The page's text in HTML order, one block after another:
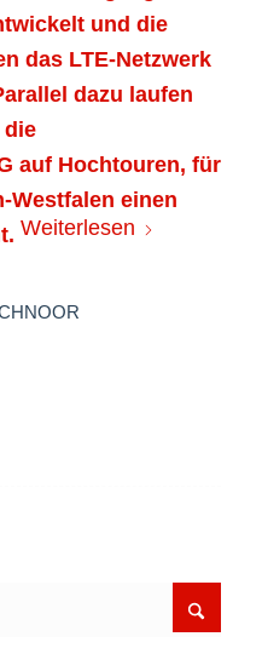
und die
das LTE-Netzwerk
dazu laufen
die
auf Hochtouren, für
Westfalen einen
Weiterlesen